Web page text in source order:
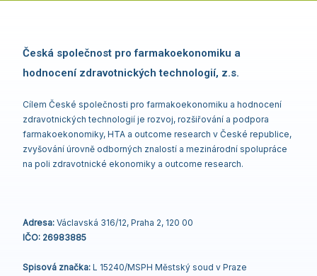
Česká společnost pro farmakoekonomiku a
hodnocení zdravotnických technologií, z.s.
Cílem České společnosti pro farmakoekonomiku a hodnocení
zdravotnických technologií je rozvoj, rozšiřování a podpora
farmakoekonomiky, HTA a outcome research v České republice,
zvyšování úrovně odborných znalostí a mezinárodní spolupráce
na poli zdravotnické ekonomiky a outcome research.
Adresa: Václavská 316/12, Praha 2, 120 00
IČO: 26983885
Spisová značka: L 15240/MSPH Městský soud v Praze